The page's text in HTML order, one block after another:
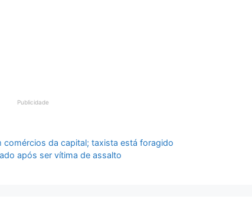
Publicidade
comércios da capital; taxista está foragido
após ser vítima de assalto